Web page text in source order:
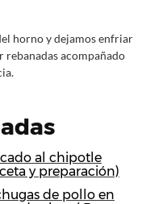
horno y dejamos enfriar
rebanadas acompañado
al chipotle
y preparación)
de pollo en